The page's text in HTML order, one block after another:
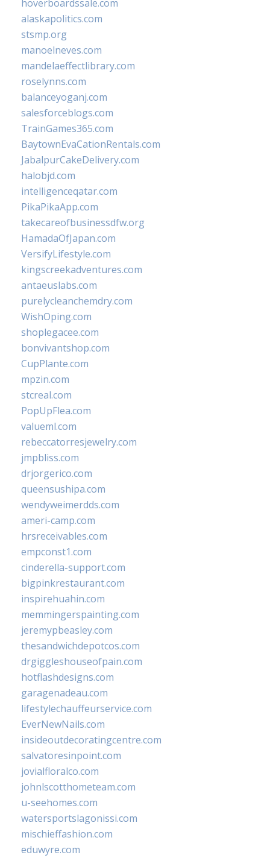
hoverboardssale.com
alaskapolitics.com
stsmp.org
manoelneves.com
mandelaeffectlibrary.com
roselynns.com
balanceyoganj.com
salesforceblogs.com
TrainGames365.com
BaytownEvaCationRentals.com
JabalpurCakeDelivery.com
halobjd.com
intelligenceqatar.com
PikaPikaApp.com
takecareofbusinessdfw.org
HamadaOfJapan.com
VersifyLifestyle.com
kingscreekadventures.com
antaeuslabs.com
purelycleanchemdry.com
WishOping.com
shoplegacee.com
bonvivantshop.com
CupPlante.com
mpzin.com
stcreal.com
PopUpFlea.com
valueml.com
rebeccatorresjewelry.com
jmpbliss.com
drjorgerico.com
queensushipa.com
wendyweimerdds.com
ameri-camp.com
hrsreceivables.com
empconst1.com
cinderella-support.com
bigpinkrestaurant.com
inspirehuahin.com
memmingerspainting.com
jeremypbeasley.com
thesandwichdepotcos.com
drgiggleshouseofpain.com
hotflashdesigns.com
garagenadeau.com
lifestylechauffeurservice.com
EverNewNails.com
insideoutdecoratingcentre.com
salvatoresinpoint.com
jovialfloralco.com
johnlscotthometeam.com
u-seehomes.com
watersportslagonissi.com
mischieffashion.com
eduwyre.com